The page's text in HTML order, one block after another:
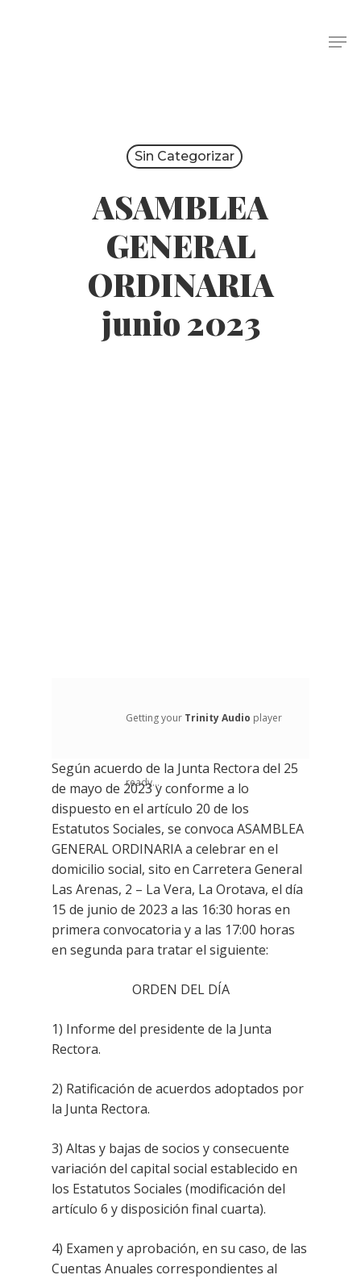
Sin Categorizar
ASAMBLEA
GENERAL
ORDINARIA
junio 2023
Getting your Trinity Audio player
ready...
Según acuerdo de la Junta Rectora del 25
de mayo de 2023 y conforme a lo
dispuesto en el artículo 20 de los
Estatutos Sociales, se convoca ASAMBLEA
GENERAL ORDINARIA a celebrar en el
domicilio social, sito en Carretera General
Las Arenas, 2 – La Vera, La Orotava, el día
15 de junio de 2023 a las 16:30 horas en
primera convocatoria y a las 17:00 horas
en segunda para tratar el siguiente:
ORDEN DEL DÍA
1) Informe del presidente de la Junta
Rectora.
2) Ratificación de acuerdos adoptados por
la Junta Rectora.
3) Altas y bajas de socios y consecuente
variación del capital social establecido en
los Estatutos Sociales (modificación del
artículo 6 y disposición final cuarta).
4) Examen y aprobación, en su caso, de las
Cuentas Anuales correspondientes al